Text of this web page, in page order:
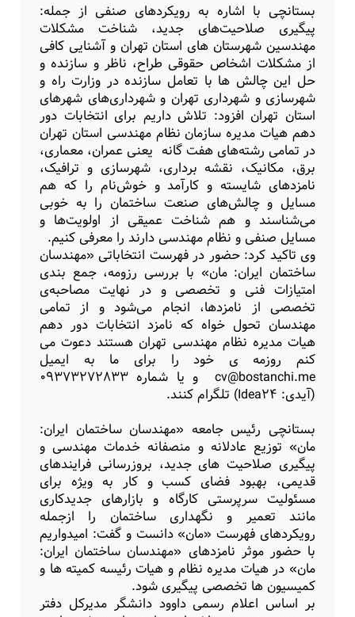
بستانچی با اشاره به رویکردهای صنفی از جمله:
پیگیری صلاحیت‌های جدید، شناخت مشکلات
مهندسین شهرستان های استان تهران و آشنایی کافی
از مشکلات اشخاص حقوقی طراح، ناظر و سازنده و
حل این چالش ها با تعامل سازنده در وزارت راه و
شهرسازی و شهرداری تهران و شهرداری‌های شهرهای
استان تهران افزود: تلاش داریم برای انتخابات دور
دهم هیات مدیره سازمان نظام مهندسی استان تهران
در تمامی رشته‌های هفت گانه یعنی عمران، معماری،
برق، مکانیک، نقشه برداری، شهرسازی و ترافیک،
نامزدهای شایسته و کارآمد و خوش‌نام را که هم
مسایل و چالش‌های صنعت ساختمان را به خوبی
می‌شناسند و هم شناخت عمیقی از اولویت‌ها و
مسایل صنفی و نظام مهندسی دارند را معرفی کنیم.
وی تاکید کرد: حضور در فهرست انتخاباتی «مهندسان
ساختمان ایران: مان» با بررسی رزومه، جمع بندی
امتیازات فنی و تخصصی و در نهایت مصاحبه‌ی
تخصصی از نامزدها، انجام می‌شود و از تمامی
مهندسان تحول خواه که نامزد انتخابات دور دهم
هیات مدیره نظام مهندسی تهران هستند دعوت می
کنم روزمه ی خود را برای ما به ایمیل
cv@bostanchi.me و یا شماره 09373272833
(آیدی: Idea24) تلگرام کنند.
بستانچی رئیس جامعه «مهندسان ساختمان ایران:
مان» توزیع عادلانه و منصفانه خدمات مهندسی و
پیگیری صلاحیت های جدید، بروزرسانی فرایندهای
قدیمی، بهبود فضای کسب و کار به ویژه برای
مسئولیت سرپرستی کارگاه و بازارهای جدیدکاری
مانند تعمیر و نگهداری ساختمان را ازجمله
رویکردهای فهرست «مان» دانست و گفت: امیدواریم
با حضور موثر نامزدهای «مهندسان ساختمان ایران:
مان» در هیات مدیره نظام و هیات رئیسه کمیته ها و
کمیسیون ها تخصصی پیگیری شود.
بر اساس اعلام رسمی داوود دانشگر مدیرکل دفتر